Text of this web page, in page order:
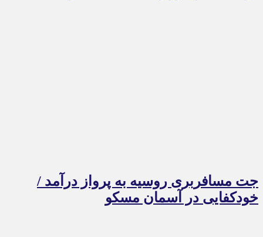
جت مسافربری روسیه به پرواز درآمد /
خودکفایی در آسمان مسکو